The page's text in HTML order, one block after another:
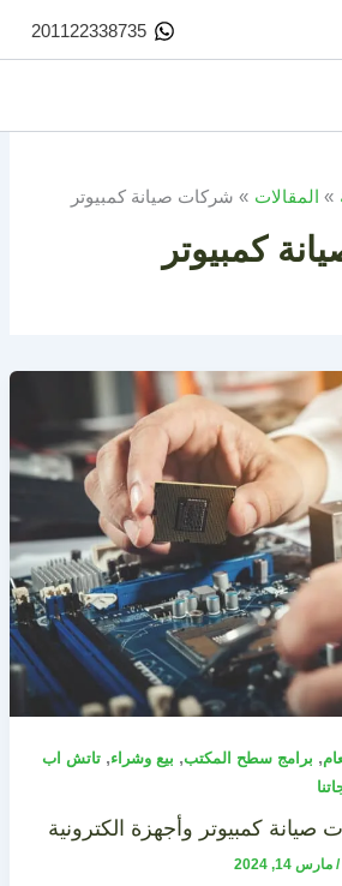
201122338735
المقالات شركات صيانة كمبيوتر
كمبيوتر
, برامج سطح المكتب, بيع وشراء, تاتش اب
صيانة كمبيوتر وأجهزة الكترونية
/ مارس 14, 2024